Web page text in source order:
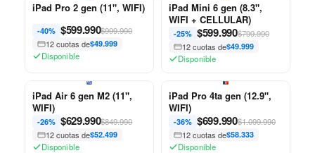
iPad Pro 2 gen (11", WIFI)
-40% $599.990$999.990
12 cuotas de$49.999
Disponible
iPad Mini 6 gen (8.3",
WIFI + CELLULAR)
-25% $599.990$799.990
12 cuotas de$49.999
Disponible
iPad Air 6 gen M2 (11",
WIFI)
-26% $629.990$849.990
12 cuotas de$52.499
Disponible
iPad Pro 4ta gen (12.9",
WIFI)
-36% $699.990$1.099.990
12 cuotas de$58.333
Disponible